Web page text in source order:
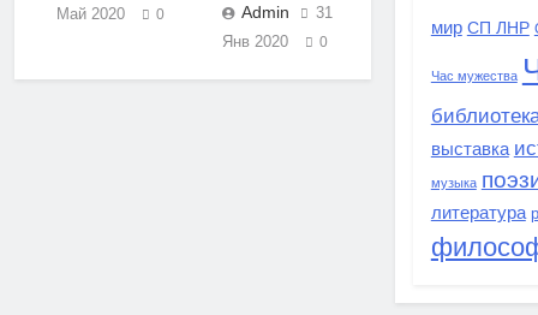
Май 2020
0 Admin
31
Янв 2020
0
мир СП ЛНР
Час мужества
выставка
музыка
литература